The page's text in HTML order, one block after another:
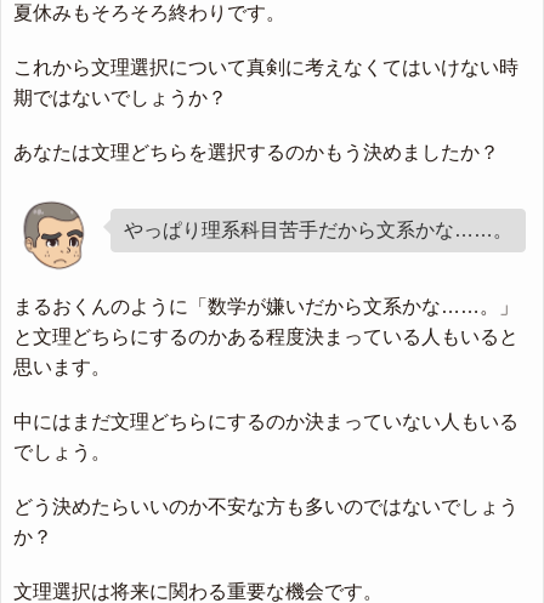
夏休みもそろそろ終わりです。
これから文理選択について真剣に考えなくてはいけない時
期ではないでしょうか？
あなたは文理どちらを選択するのかもう決めましたか？
やっぱり理系科目苦手だから文系かな……。
まるおくんのように「数学が嫌いだから文系かな……。」
と文理どちらにするのかある程度決まっている人もいると
思います。
中にはまだ文理どちらにするのか決まっていない人もいる
でしょう。
どう決めたらいいのか不安な方も多いのではないでしょう
か？
文理選択は将来に関わる重要な機会です。